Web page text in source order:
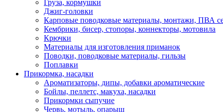
Груза, кормушки
Джиг-головки
Карповые поводковые материалы, монтажи, ПВА
Кембрики, бисер, стопоры, коннекторы, мотовила
Крючки
Материалы для изготовления приманок
Поводки, поводковые материалы, гильзы
Поплавки
Прикормка, насадки
Ароматизаторы, дипы, добавки ароматические
Бойлы, пеллетс, макуха, насадки
Прикормки сыпучие
Червь, мотыль, опарыш